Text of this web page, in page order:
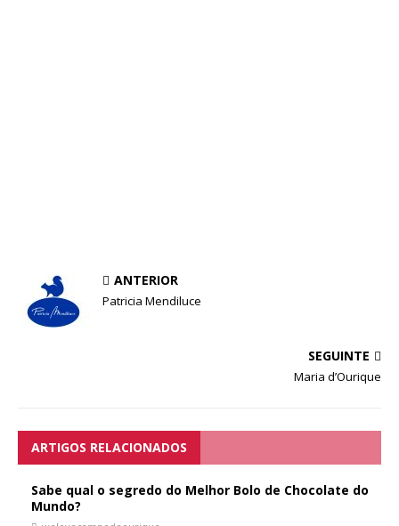
ANTERIOR
Patricia Mendiluce
SEGUINTE
Maria d’Ourique
ARTIGOS RELACIONADOS
Sabe qual o segredo do Melhor Bolo de Chocolate do
Mundo?